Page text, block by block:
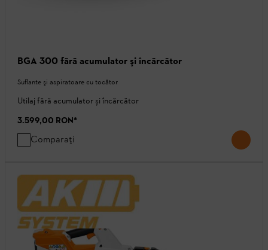
BGA 300 fără acumulator şi încărcător
Suflante şi aspiratoare cu tocător
Utilaj fără acumulator și încărcător
3.599,00 RON*
Comparați